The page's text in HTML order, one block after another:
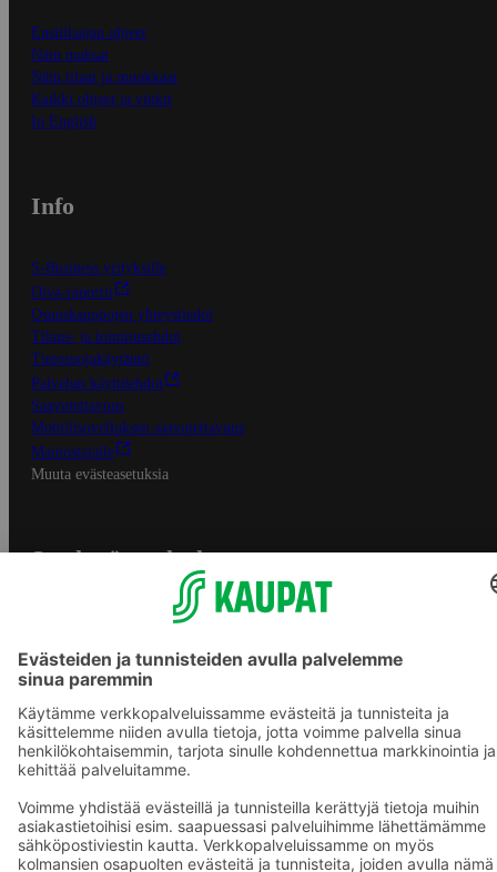
Ensitilaajan ohjeet
Näin maksat
Näin tilaat ja muokkaat
Kaikki ohjeet ja vinkit
In English
Info
S-Business yrityksille
Oiva-raportit
Osuuskauppojen yhteystiedot
Tilaus- ja toimitusehdot
Tietosuojakäytäntö
Palvelun käyttöehdot
Saavutettavuus
Mobiilisovelluksen saavutettavuus
Mainostajalle
Muuta evästeasetuksia
S-ryhmän palvelut
Yhteishyvä Ruoka -sovellus
Prisma.fi
Sokos.fi
S-Pankki
Sokos Hotels
Raflaamo